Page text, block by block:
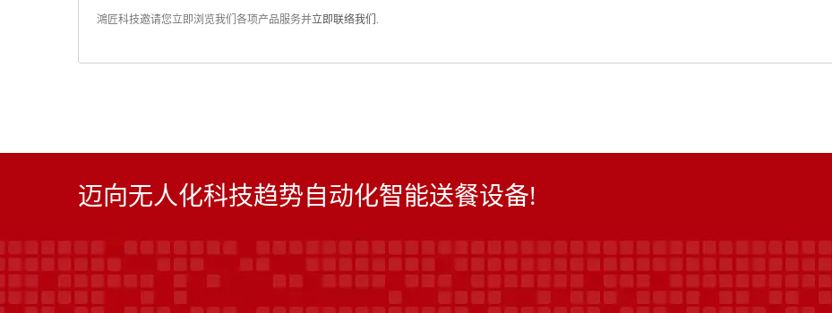
鴻匠科技邀请您立即浏览我们各项产品服务并立即联络我们
迈向无人化科技趋势自动化智能送餐设备!